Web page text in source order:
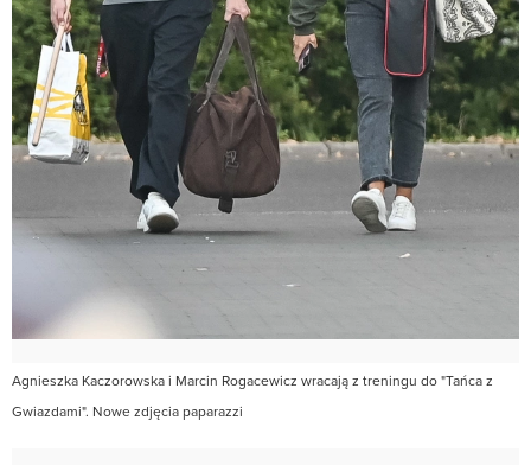
Agnieszka Kaczorowska i Marcin Rogacewicz wracają z treningu do "Tańca z
Gwiazdami". Nowe zdjęcia paparazzi